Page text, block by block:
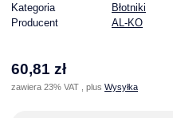
Kategoria
Błotniki
Producent
AL-KO
60,81 zł
zawiera 23% VAT , plus Wysyłka